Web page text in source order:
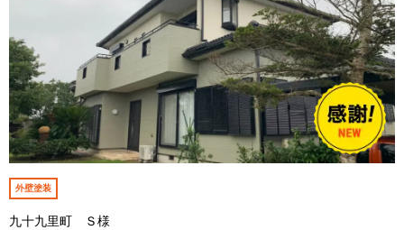
外壁塗装
九十九里町 Ｓ様